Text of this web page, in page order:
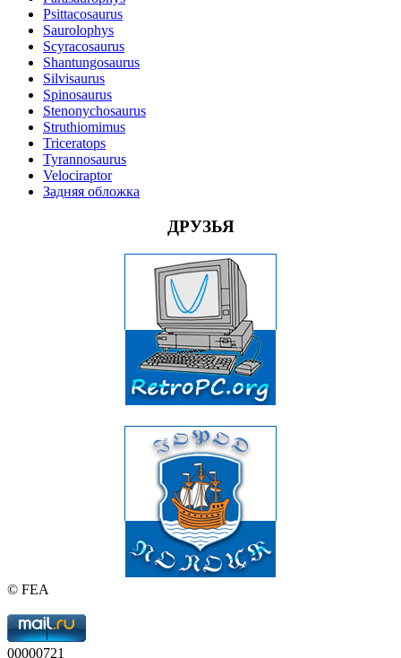
Psittacosaurus
Saurolophys
Scyracosaurus
Shantungosaurus
Silvisaurus
Spinosaurus
Stenonychosaurus
Struthiomimus
Triceratops
Tyrannosaurus
Velociraptor
Задняя обложка
ДРУЗЬЯ
© FEA
00000721